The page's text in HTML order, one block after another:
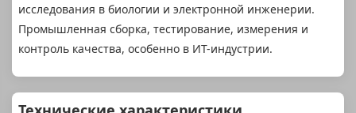
исследования в биологии и электронной инженерии.
Промышленная сборка, тестирование, измерения и
контроль качества, особенно в ИТ-индустрии.